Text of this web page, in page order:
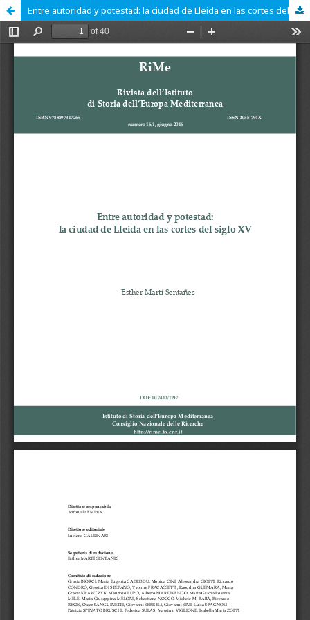
Entre autoridad y potestad: la ciudad de Lleida en las cortes del siglo XV